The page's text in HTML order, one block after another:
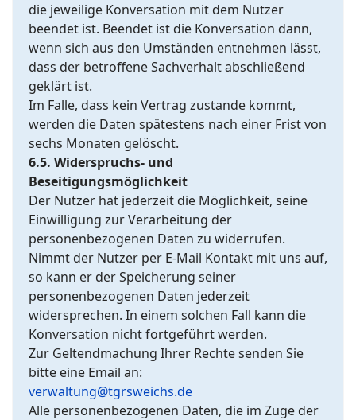
die jeweilige Konversation mit dem Nutzer
beendet ist. Beendet ist die Konversation dann,
wenn sich aus den Umständen entnehmen lässt,
dass der betroffene Sachverhalt abschließend
geklärt ist.
Im Falle, dass kein Vertrag zustande kommt,
werden die Daten spätestens nach einer Frist von
sechs Monaten gelöscht.
6.5. Widerspruchs- und
Beseitigungsmöglichkeit
Der Nutzer hat jederzeit die Möglichkeit, seine
Einwilligung zur Verarbeitung der
personenbezogenen Daten zu widerrufen.
Nimmt der Nutzer per E-Mail Kontakt mit uns auf,
so kann er der Speicherung seiner
personenbezogenen Daten jederzeit
widersprechen. In einem solchen Fall kann die
Konversation nicht fortgeführt werden.
Zur Geltendmachung Ihrer Rechte senden Sie
bitte eine Email an:
verwaltung@tgrsweichs.de
Alle personenbezogenen Daten, die im Zuge der